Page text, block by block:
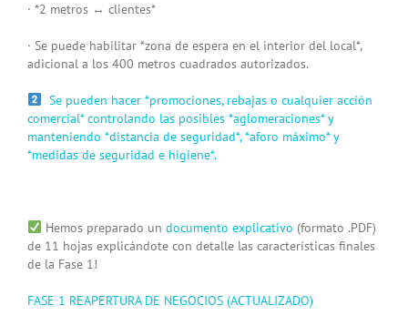
· *2 metros ↔️ clientes*
· Se puede habilitar *zona de espera en el interior del local*,
adicional a los 400 metros cuadrados autorizados.
Se pueden hacer *promociones, rebajas o cualquier acción
comercial* controlando las posibles *aglomeraciones* y
manteniendo *distancia de seguridad*, *aforo máximo* y
*medidas de seguridad e higiene*.
Hemos preparado un documento explicativo (formato .PDF)
de 11 hojas explicándote con detalle las características finales
de la Fase 1!
FASE 1 REAPERTURA DE NEGOCIOS (ACTUALIZADO)